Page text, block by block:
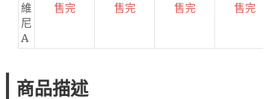
維
尼
A
售完 售完 售完 售完
商品描述